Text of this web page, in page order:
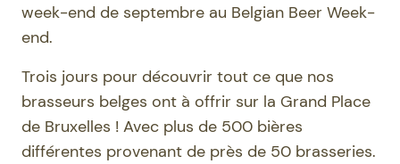
week-end de septembre au Belgian Beer Week-
end.
Trois jours pour découvrir tout ce que nos
brasseurs belges ont à offrir sur la Grand Place
de Bruxelles ! Avec plus de 500 bières
différentes provenant de près de 50 brasseries.